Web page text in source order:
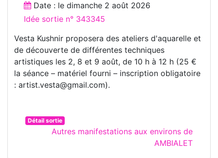
Date : le dimanche 2 août 2026
Idée sortie n° 343345
Vesta Kushnir proposera des ateliers d'aquarelle et
de découverte de différentes techniques
artistiques les 2, 8 et 9 août, de 10 h à 12 h (25 €
la séance – matériel fourni – inscription obligatoire
: artist.vesta@gmail.com).
Détail sortie
Autres manifestations aux environs de
AMBIALET